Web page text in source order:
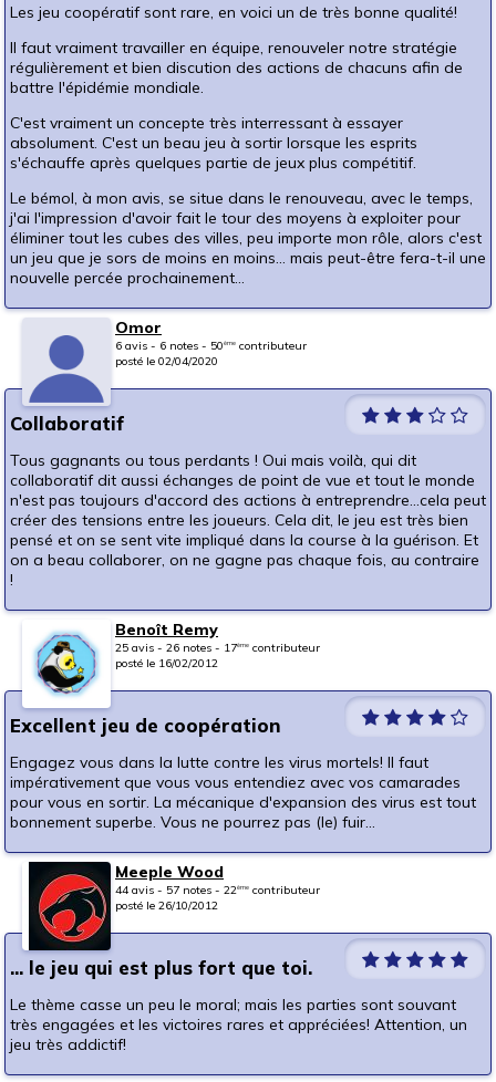
Les jeu coopératif sont rare, en voici un de très bonne qualité!
Il faut vraiment travailler en équipe, renouveler notre stratégie
régulièrement et bien discution des actions de chacuns afin de
battre l'épidémie mondiale.
C'est vraiment un concepte très interressant à essayer
absolument. C'est un beau jeu à sortir lorsque les esprits
s'échauffe après quelques partie de jeux plus compétitif.
Le bémol, à mon avis, se situe dans le renouveau, avec le temps,
j'ai l'impression d'avoir fait le tour des moyens à exploiter pour
éliminer tout les cubes des villes, peu importe mon rôle, alors c'est
un jeu que je sors de moins en moins... mais peut-être fera-t-il une
nouvelle percée prochainement...
Omor
6 avis - 6 notes - 50ème contributeur
posté le 02/04/2020
Collaboratif
Tous gagnants ou tous perdants ! Oui mais voilà, qui dit
collaboratif dit aussi échanges de point de vue et tout le monde
n'est pas toujours d'accord des actions à entreprendre...cela peut
créer des tensions entre les joueurs. Cela dit, le jeu est très bien
pensé et on se sent vite impliqué dans la course à la guérison. Et
on a beau collaborer, on ne gagne pas chaque fois, au contraire
!
Benoît Remy
25 avis - 26 notes - 17ème contributeur
posté le 16/02/2012
Excellent jeu de coopération
Engagez vous dans la lutte contre les virus mortels! Il faut
impérativement que vous vous entendiez avec vos camarades
pour vous en sortir. La mécanique d'expansion des virus est tout
bonnement superbe. Vous ne pourrez pas (le) fuir...
Meeple Wood
44 avis - 57 notes - 22ème contributeur
posté le 26/10/2012
... le jeu qui est plus fort que toi.
Le thème casse un peu le moral; mais les parties sont souvant
très engagées et les victoires rares et appréciées! Attention, un
jeu très addictif!